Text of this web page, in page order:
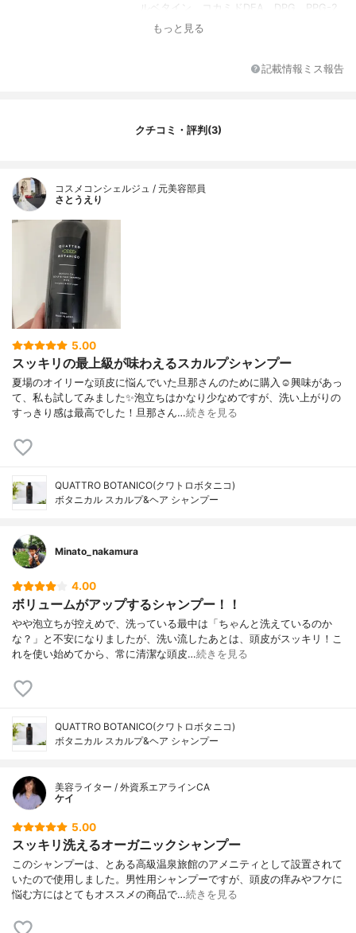
ルベタイン、コカミドDEA、DPG、PPG-2
コカミド、ラウロイルメチルアラニンNa、
アマモエキス レモングラス油、コショウ果
ス、サリチル酸、クエン酸、フェノキシエ
もっと見る
記載情報ミス報告
クチコミ・評判(3)
コスメコンシェルジュ / 元美容部員
さとうえり
5.00
スッキリの最上級が味わえるスカルプシャンプー
夏場のオイリーな頭皮に悩んでいた旦那さんのために購入☺興味があっ
て、私も試してみました✨泡立ちはかなり少なめですが、洗い上がりの
すっきり感は最高でした！旦那さん…続きを見る
QUATTRO BOTANICO(クワトロボタニコ)
ボタニカル スカルプ&ヘア シャンプー
Minato_nakamura
4.00
ボリュームがアップするシャンプー！！
やや泡立ちが控えめで、洗っている最中は「ちゃんと洗えているのか
な？」と不安になりましたが、洗い流したあとは、頭皮がスッキリ！こ
れを使い始めてから、常に清潔な頭皮…続きを見る
QUATTRO BOTANICO(クワトロボタニコ)
ボタニカル スカルプ&ヘア シャンプー
美容ライター / 外資系エアラインCA
ケイ
5.00
スッキリ洗えるオーガニックシャンプー
このシャンプーは、とある高級温泉旅館のアメニティとして設置されて
いたので使用しました。男性用シャンプーですが、頭皮の痒みやフケに
悩む方にはとてもオススメの商品で…続きを見る